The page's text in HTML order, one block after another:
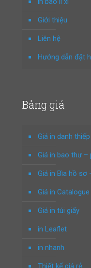
Giới thiệu
Liên hệ
Hướng dẫn đặt
Bảng giá
Giá in danh
Giá in bao thư –
Giá in Bìa hồ sơ
Giá in Catalogue
Giá in túi giấy
in Leaflet
in nhanh
Thiết kế giá rẻ